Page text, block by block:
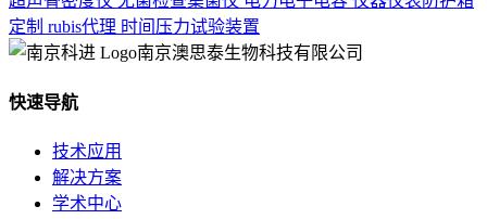
定制 rubis代理 时间压力试验装置
南京澳思泰生物科技有限公司
快速导航
技术应用
解决方案
学术中心